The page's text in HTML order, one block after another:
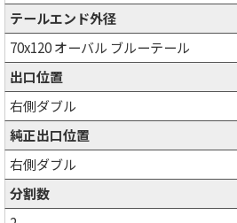
テールエンド外径
70x120 オーバル ブルーテール
出口位置
右側ダブル
純正出口位置
右側ダブル
分割数